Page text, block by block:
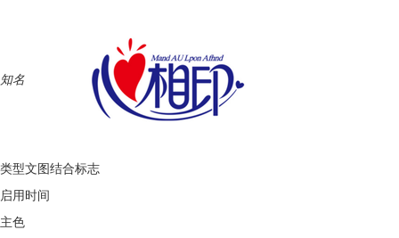
知名
类型文图结合标志
启用时间
主色